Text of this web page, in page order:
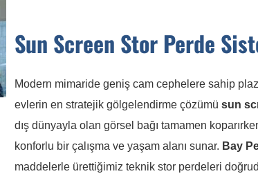
Sun Screen Stor Perde
Modern mimaride geniş cam cephelere sahip
evlerin en stratejik gölgelendirme çözümü sun
dış dünyayla olan görsel bağı tamamen
konforlu bir çalışma ve yaşam alanı sunar. Bay
maddelerle ürettiğimiz teknik stor perdeleri